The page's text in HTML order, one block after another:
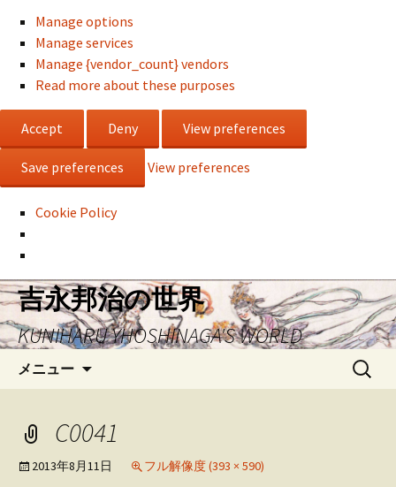
Manage options
Manage services
Manage {vendor_count} vendors
Read more about these purposes
Accept Deny View preferences
Save preferences View preferences
Cookie Policy
コ
ン
テ
ン
へ
吉永邦治の世界
KUNIHARU YHOSHINAGA'S WORLD
メニュー
検
索:
C0041
2013年8月11日 フル解像度 (393 × 590)